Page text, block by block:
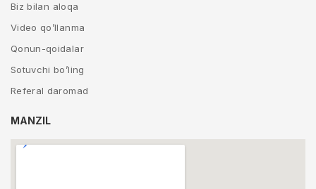
Biz bilan aloqa
Video qo’llanma
Qonun-qoidalar
Sotuvchi bo’ling
Referal daromad
MANZIL